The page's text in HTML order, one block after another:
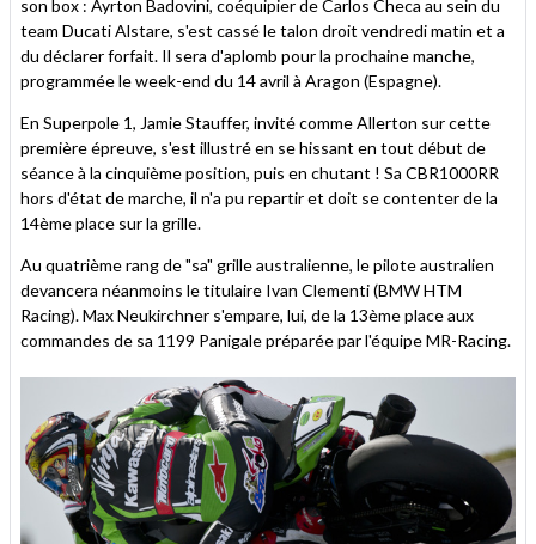
son box : Ayrton Badovini, coéquipier de Carlos Checa au sein du
team Ducati Alstare, s'est cassé le talon droit vendredi matin et a
du déclarer forfait. Il sera d'aplomb pour la prochaine manche,
programmée le week-end du 14 avril à Aragon (Espagne).
En Superpole 1, Jamie Stauffer, invité comme Allerton sur cette
première épreuve, s'est illustré en se hissant en tout début de
séance à la cinquième position, puis en chutant ! Sa CBR1000RR
hors d'état de marche, il n'a pu repartir et doit se contenter de la
14ème place sur la grille.
Au quatrième rang de "sa" grille australienne, le pilote australien
devancera néanmoins le titulaire Ivan Clementi (BMW HTM
Racing). Max Neukirchner s'empare, lui, de la 13ème place aux
commandes de sa 1199 Panigale préparée par l'équipe MR-Racing.